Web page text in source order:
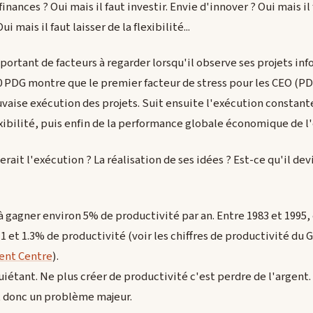
? Oui mais il faut investir. Envie d'innover ? Oui mais
mais il faut laisser de la flexibilité...
de facteurs à regarder lorsqu'il observe ses projets
montre que le premier facteur de stress pour les CEO
exécution des projets. Suit ensuite l'exécution
puis enfin de la performance globale économique de
l'exécution ? La réalisation de ses idées ? Est-ce qu'il
gagner environ 5% de productivité par an. Entre 1983 et
et 1.3% de productivité (voir les chiffres de productivité du
Centre).
Ne plus créer de productivité c'est perdre de
un problème majeur.